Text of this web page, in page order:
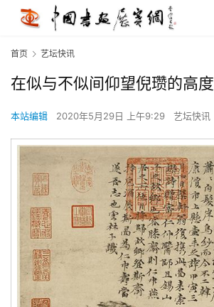
首页 艺坛快讯
在似与不似间仰望倪瓒的高度
本站编辑 2020年5月29日 上午9:29 艺坛快讯